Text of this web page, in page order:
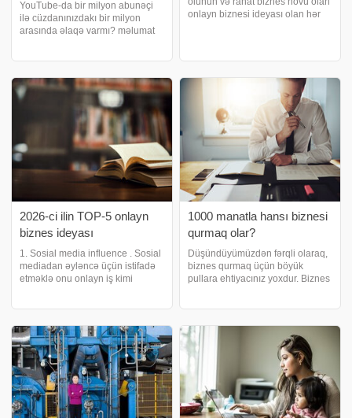
YouTube-da bir milyon abunəçi
ilə cüzdanınızdakı bir milyon
arasında əlaqə varmı? məlumat
bloggerin platformada layiqli pu
onlayn biznesi ideyası olan hər
biznesdir
2026-ci ilin TOP-5 onlayn
biznes ideyası
1. Sosial media influence . Sosial
mediadan əyləncə üçün istifadə
etməklə onu onlayn iş kimi
lakin bunu peşəkarlıqla etdiyini
1000 manatla hansı biznesi
qurmaq olar?
Düşündüyümüzdən fərqli olaraq,
biznes qurmaq üçün böyük
pullara ehtiyacınız yoxdur. Biznes
etmək olar. Bəs 100 manatla
hansı bizneslə